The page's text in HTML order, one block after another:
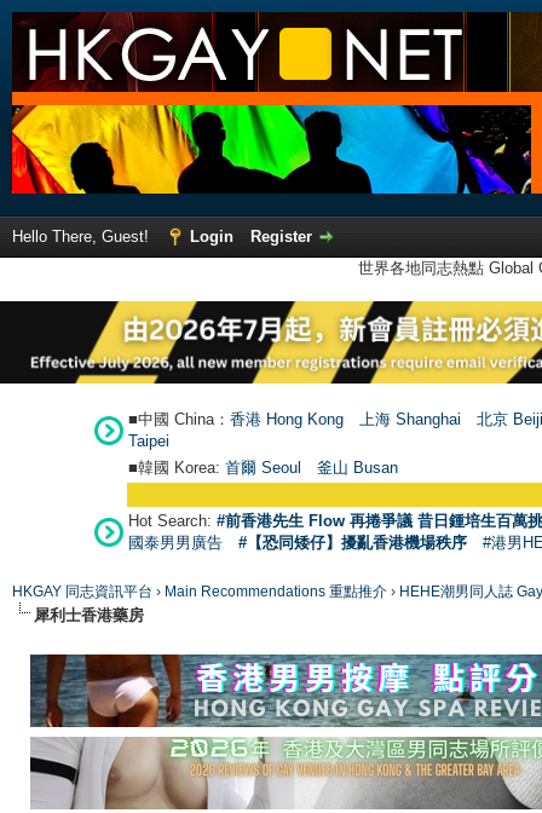
Hello There, Guest! Login
Register
世界各地同志熱點
■中國 China： 香港 Hong Kong 上海 Shanghai
北京
Taipei
■韓國 Korea: 首爾 Seoul 釜山 Busan
Hot Search: #前香港先生 Flow 再捲爭議 昔日鍾培生百萬
國泰男男廣告
#【恐同矮仔】擾亂香港機場秩序 #港男
HKGAY 同志資訊平台 › Main Recommendations 重點推介 › HEHE潮男同人誌
犀利士香港藥房